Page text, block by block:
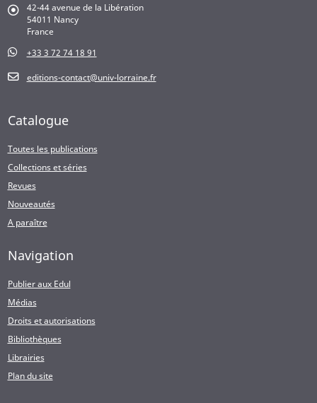
42-44 avenue de la Libération
54011 Nancy
France
+33 3 72 74 18 91
editions-contact@univ-lorraine.fr
Catalogue
Toutes les publications
Collections et séries
Revues
Nouveautés
A paraître
Navigation
Publier aux Edul
Médias
Droits et autorisations
Bibliothèques
Librairies
Plan du site